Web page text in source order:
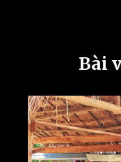
Bài